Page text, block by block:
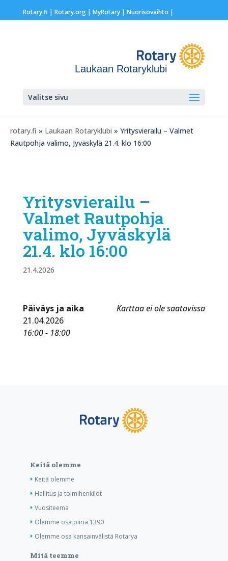
Rotary.fi | Rotary.org| MyRotary | Nuorisovaihto |
Laukaan Rotaryklubi
Valitse sivu
rotary.fi » Laukaan Rotaryklubi » Yritysvierailu – Valmet
Rautpohja valimo, Jyväskylä 21.4. klo 16:00
Yritysvierailu –
Valmet Rautpohja
valimo, Jyväskylä
21.4. klo 16:00
21.4.2026
Karttaa ei ole saatavissa
Päiväys ja aika
21.04.2026
16:00 - 18:00
Keitä olemme
Keitä olemme
Hallitus ja toimihenkilöt
Vuositeema
Olemme osa piiriä 1390
Olemme osa kansainvälistä Rotarya
Mitä teemme